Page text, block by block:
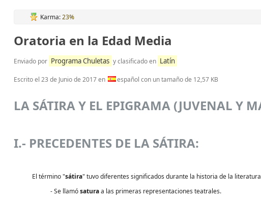
Karma:23%
Oratoria en la Edad Media
Enviado por Programa Chuletas y clasificado en Latín
Escrito el 23 de Junio de 2017en español con un tamaño de 12,57 KB
LA SÁTIRA Y EL EPIGRAMA (JUVENAL Y
I.- PRECEDENTES DE LA SÁTIRA:
El término "sátira" tuvo diferentes significados durante la historia de la
- Se llamósaturaa las primeras representaciones teatrales.